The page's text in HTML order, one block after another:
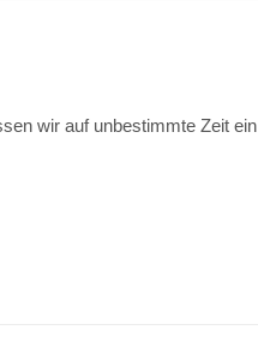
wir auf unbestimmte Zeit ein